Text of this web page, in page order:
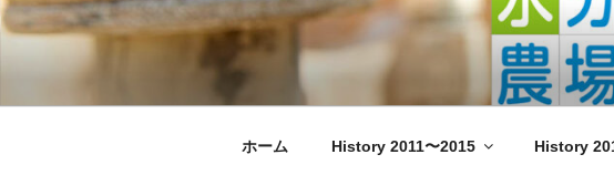
コ
ン
水分農場組合
Moisture Farmers Union – Japan Star Wars
ホーム History 2011〜2015 History